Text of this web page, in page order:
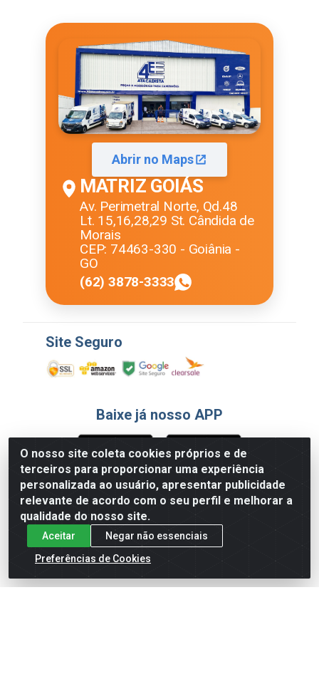
O nosso site coleta cookies próprios e de
terceiros para proporcionar uma experiência
personalizada ao usuário, apresentar publicidade
relevante de acordo com o seu perfil e melhorar a
qualidade do nosso site.
Aceitar
Negar não essenciais
Preferências de Cookies
Abrir no Maps
MATRIZ GOIÁS
Av. Perimetral Norte, Qd.48
Lt. 15,16,28,29 St. Cândida de
Morais
CEP: 74463-330 - Goiânia -
GO
(62) 3878-3333
Site Seguro
Baixe já nosso APP
Formas de Pagamento